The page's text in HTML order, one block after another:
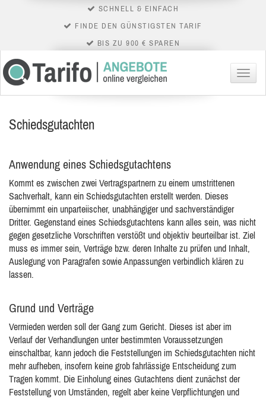
SCHNELL & EINFACH
FINDE DEN GÜNSTIGSTEN TARIF
BIS ZU 900 € SPAREN
Menü
Schiedsgutachten
Anwendung eines Schiedsgutachtens
Kommt es zwischen zwei Vertragspartnern zu einem umstrittenen
Sachverhalt, kann ein Schiedsgutachten erstellt werden. Dieses
übernimmt ein unparteiischer, unabhängiger und sachverständiger
Dritter. Gegenstand eines Schiedsgutachtens kann alles sein, was nicht
gegen gesetzliche Vorschriften verstößt und objektiv beurteilbar ist. Ziel
muss es immer sein, Verträge bzw. deren Inhalte zu prüfen und Inhalt,
Auslegung von Paragrafen sowie Anpassungen verbindlich klären zu
lassen.
Grund und Verträge
Vermieden werden soll der Gang zum Gericht. Dieses ist aber im
Verlauf der Verhandlungen unter bestimmten Voraussetzungen
einschaltbar, kann jedoch die Feststellungen im Schiedsgutachten nicht
mehr aufheben, insofern keine grob fahrlässige Entscheidung zum
Tragen kommt. Die Einholung eines Gutachtens dient zunächst der
Feststellung von Umständen, regelt aber keine Verpflichtungen und